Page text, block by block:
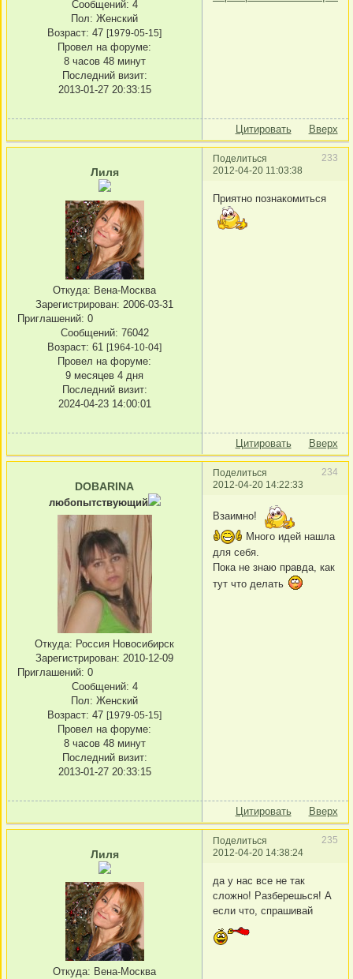
Сообщений: 4
Пол: Женский
Возраст: 47 [1979-05-15]
Провел на форуме:
8 часов 48 минут
Последний визит:
2013-01-27 20:33:15
Цитировать Вверх
Поделиться
233
2012-04-20 11:03:38
Лиля
Откуда: Вена-Москва
Зарегистрирован: 2006-03-31
Приглашений: 0
Сообщений: 76042
Возраст: 61 [1964-10-04]
Провел на форуме:
9 месяцев 4 дня
Последний визит:
2024-04-23 14:00:01
Приятно познакомиться
Цитировать Вверх
Поделиться
234
2012-04-20 14:22:33
DOBARINA
любопытствующий
Откуда: Россия Новосибирск
Зарегистрирован: 2010-12-09
Приглашений: 0
Сообщений: 4
Пол: Женский
Возраст: 47 [1979-05-15]
Провел на форуме:
8 часов 48 минут
Последний визит:
2013-01-27 20:33:15
Взаимно!
Много идей нашла
для себя.
Пока не знаю правда, как
тут что делать
Цитировать Вверх
Поделиться
235
2012-04-20 14:38:24
Лиля
Откуда: Вена-Москва
да у нас все не так
сложно! Разберешься! А
если что, спрашивай